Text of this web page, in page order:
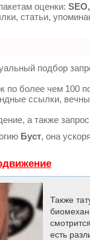
оценки:
статьи,
подбор
более чем 100
ссылки,
а также
Буст, она
Также
есть